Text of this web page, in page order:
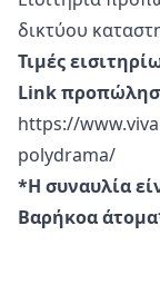
δικτύου
Τιμές
Link
https://
polydrama/
*Η συναυλία
Βαρήκοα